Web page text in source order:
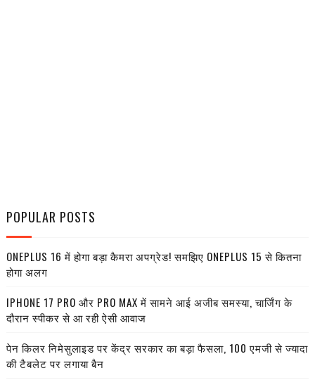
POPULAR POSTS
ONEPLUS 16 में होगा बड़ा कैमरा अपग्रेड! समझिए ONEPLUS 15 से कितना
होगा अलग
IPHONE 17 PRO और PRO MAX में सामने आई अजीब समस्या, चार्जिंग के
दौरान स्पीकर से आ रही ऐसी आवाज
पेन किलर निमेसुलाइड पर केंद्र सरकार का बड़ा फैसला, 100 एमजी से ज्यादा
की टैबलेट पर लगाया बैन